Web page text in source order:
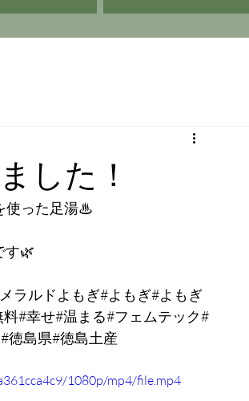
した！
使った足湯♨
す🌿
ラルドよもぎ#よもぎ#よもぎ
#幸せ#温まる#フェムテック#
徳島県#徳島土産
1080p/mp4/file.mp4